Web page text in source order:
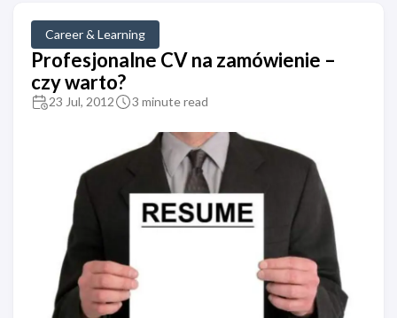
Career & Learning
Profesjonalne CV na zamówienie –
czy warto?
23 Jul, 2012 3 minute read